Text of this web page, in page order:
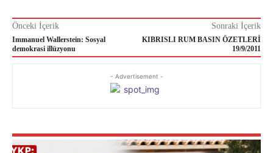
Önceki İçerik
Immanuel Wallerstein: Sosyal
demokrasi illüzyonu
Sonraki İçerik
KIBRISLI RUM BASIN ÖZETLERİ
19/9/2011
- Advertisement -